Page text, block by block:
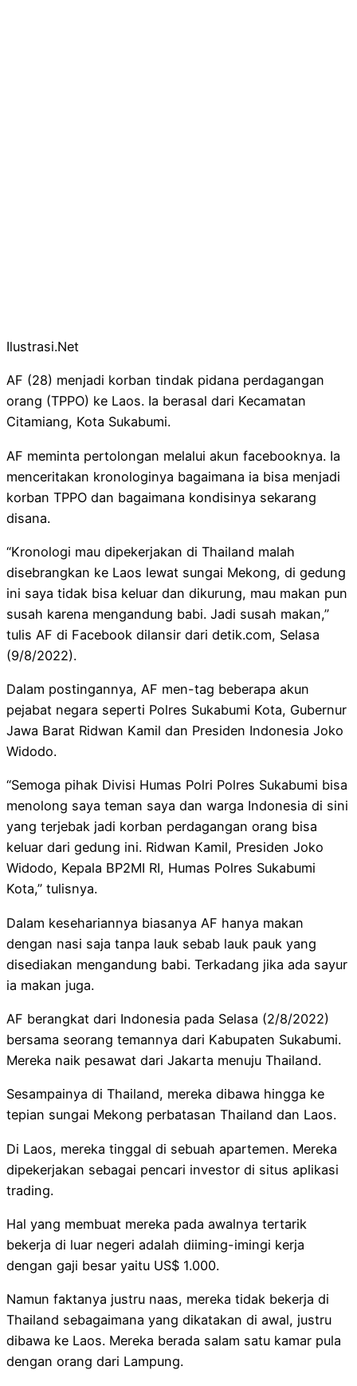
Ilustrasi.Net
AF (28) menjadi korban tindak pidana perdagangan
orang (TPPO) ke Laos. Ia berasal dari Kecamatan
Citamiang, Kota Sukabumi.
AF meminta pertolongan melalui akun facebooknya. Ia
menceritakan kronologinya bagaimana ia bisa menjadi
korban TPPO dan bagaimana kondisinya sekarang
disana.
“Kronologi mau dipekerjakan di Thailand malah
disebrangkan ke Laos lewat sungai Mekong, di gedung
ini saya tidak bisa keluar dan dikurung, mau makan pun
susah karena mengandung babi. Jadi susah makan,”
tulis AF di Facebook dilansir dari detik.com, Selasa
(9/8/2022).
Dalam postingannya, AF men-tag beberapa akun
pejabat negara seperti Polres Sukabumi Kota, Gubernur
Jawa Barat Ridwan Kamil dan Presiden Indonesia Joko
Widodo.
“Semoga pihak Divisi Humas Polri Polres Sukabumi bisa
menolong saya teman saya dan warga Indonesia di sini
yang terjebak jadi korban perdagangan orang bisa
keluar dari gedung ini. Ridwan Kamil, Presiden Joko
Widodo, Kepala BP2MI RI, Humas Polres Sukabumi
Kota,” tulisnya.
Dalam kesehariannya biasanya AF hanya makan
dengan nasi saja tanpa lauk sebab lauk pauk yang
disediakan mengandung babi. Terkadang jika ada sayur
ia makan juga.
AF berangkat dari Indonesia pada Selasa (2/8/2022)
bersama seorang temannya dari Kabupaten Sukabumi.
Mereka naik pesawat dari Jakarta menuju Thailand.
Sesampainya di Thailand, mereka dibawa hingga ke
tepian sungai Mekong perbatasan Thailand dan Laos.
Di Laos, mereka tinggal di sebuah apartemen. Mereka
dipekerjakan sebagai pencari investor di situs aplikasi
trading.
Hal yang membuat mereka pada awalnya tertarik
bekerja di luar negeri adalah diiming-imingi kerja
dengan gaji besar yaitu US$ 1.000.
Namun faktanya justru naas, mereka tidak bekerja di
Thailand sebagaimana yang dikatakan di awal, justru
dibawa ke Laos. Mereka berada salam satu kamar pula
dengan orang dari Lampung.